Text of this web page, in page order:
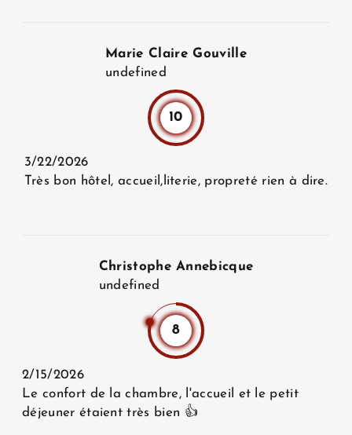
Marie Claire Gouville
undefined
10
3/22/2026
Très bon hôtel, accueil,literie, propreté rien à dire.
Christophe Annebicque
undefined
8
2/15/2026
Le confort de la chambre, l'accueil et le petit
déjeuner étaient très bien 👍